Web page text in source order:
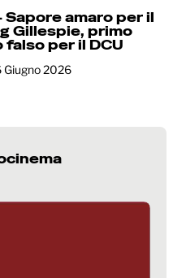
Sapore amaro per il
Gillespie, primo
falso per il DCU
Giugno 2026